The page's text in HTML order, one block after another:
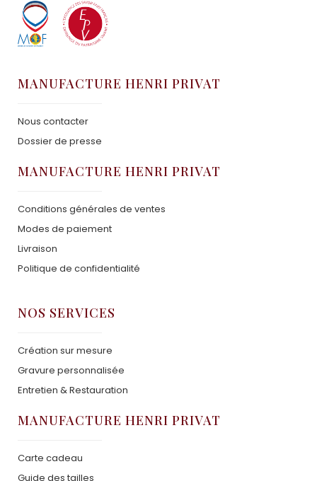
MANUFACTURE HENRI PRIVAT
Nous contacter
Dossier de presse
MANUFACTURE HENRI PRIVAT
Conditions générales de ventes
Modes de paiement
Livraison
Politique de confidentialité
NOS SERVICES
Création sur mesure
Gravure personnalisée
Entretien & Restauration
MANUFACTURE HENRI PRIVAT
Carte cadeau
Guide des tailles